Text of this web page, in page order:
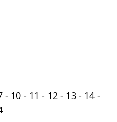
- 10 - 11 - 12 - 13 - 14 -